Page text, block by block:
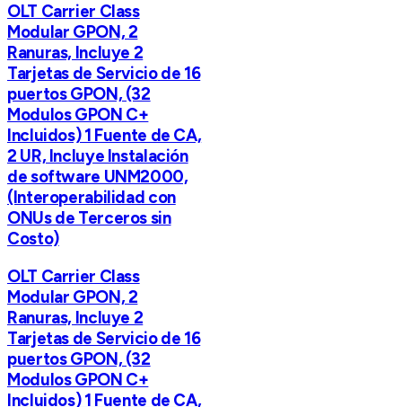
OLT Carrier Class
Modular GPON, 2
Ranuras, Incluye 2
Tarjetas de Servicio de 16
puertos GPON, (32
Modulos GPON C+
Incluidos) 1 Fuente de CA,
2 UR, Incluye Instalación
de software UNM2000,
(Interoperabilidad con
ONUs de Terceros sin
Costo)
OLT Carrier Class
Modular GPON, 2
Ranuras, Incluye 2
Tarjetas de Servicio de 16
puertos GPON, (32
Modulos GPON C+
Incluidos) 1 Fuente de CA,